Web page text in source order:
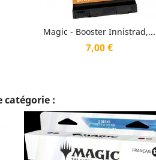
Magic - Booster Innistrad,...
Prix
7,00 €
 Aperçu rapide
catégorie :